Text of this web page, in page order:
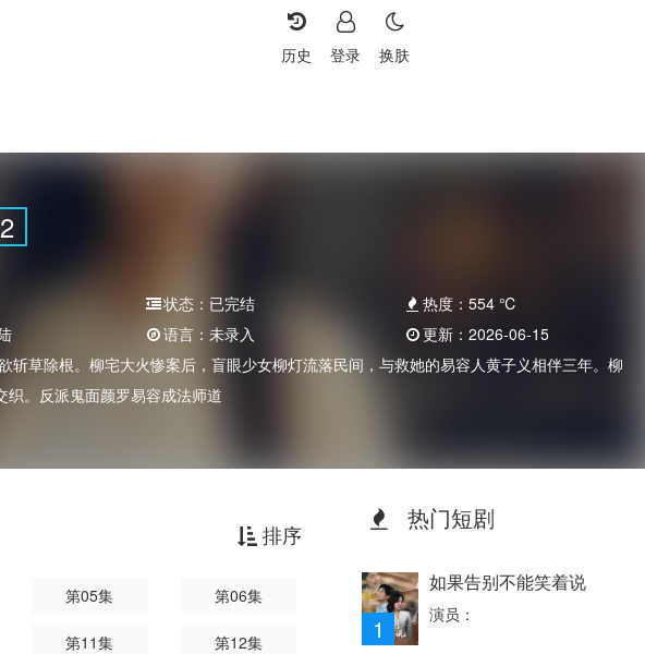
换肤
登录
历史
状态： 已完结 热度： 554℃
语言：未录入 更新： 2026-06-15
斩草除根。柳宅大火惨案后，盲眼少女柳灯流落民间，与救她的易容人黄子义相伴三年。柳
。反派鬼面颜罗易容成法师道
排序
第05集 第06集
第11集 第12集
热门短剧
1
如果告别不能笑着说
演员：